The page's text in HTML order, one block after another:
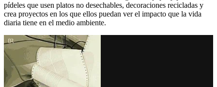
pídeles que usen platos no desechables, decoraciones recicladas y
crea proyectos en los que ellos puedan ver el impacto que la vida
diaria tiene en el medio ambiente.